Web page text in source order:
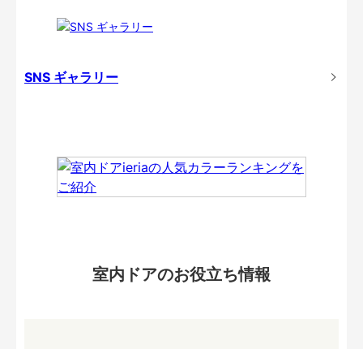
SNS ギャラリー
室内ドアのお役立ち情報